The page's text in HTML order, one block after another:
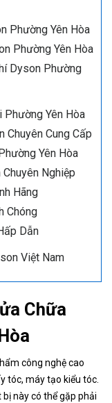
Phường Yên Hòa
Phường Yên Hòa
Dyson Phường
Phường Yên Hòa
Chuyên Cung Cấp
Yên Hòa
Nghiệp
Hãng
Chóng
Dẫn
Việt Nam
Chữa
công nghệ cao
tóc, máy tạo kiểu tóc.
này có thể gặp phải